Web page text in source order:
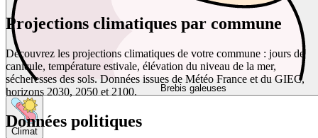
Brebis galeuses
Climat
Projections climatiques par commune
Découvrez les projections climatiques de votre commune : jours de
canicule, température estivale, élévation du niveau de la mer,
sécheresses des sols. Données issues de Météo France et du GIEC,
horizons 2030, 2050 et 2100.
Données politiques